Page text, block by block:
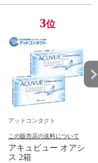
3位
アットコンタクト
この販売店の送料について
アキュビュー オアシ
ス 2箱